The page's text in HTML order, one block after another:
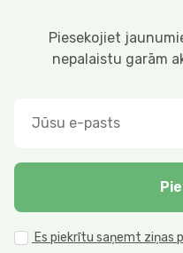
Piesekojiet
nepalaistu garām
Es piekrītu saņemt ziņas